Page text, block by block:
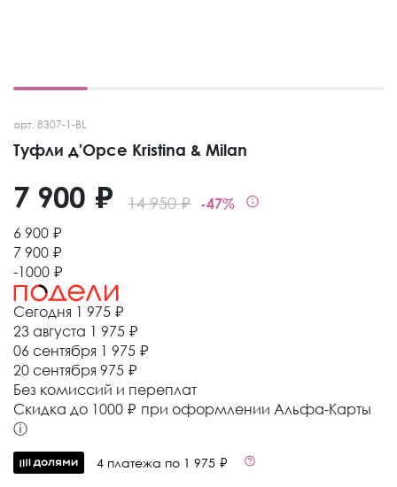
арт. 8307-1-BL
Туфли д'Орсе Kristina & Milan
14 950 ₽ -47%
7 900 ₽
6 900 ₽
7 900 ₽
-1000 ₽
Сегодня 1 975 ₽
23 августа 1 975 ₽
06 сентября 1 975 ₽
20 сентября 975 ₽
Без комиссий и переплат
Cкидка до 1000 ₽ при оформлении Альфа-Карты
ⓘ
4 платежа по 1 975 ₽